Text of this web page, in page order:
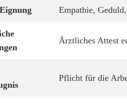
Empathie,
Ärztliches Attest
Pflicht für die